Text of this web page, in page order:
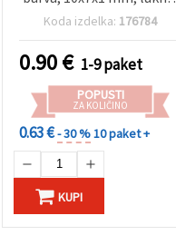
1 mm – paket 20 kosov za
ustvarjanje
Koda izdelka: 176784
0.90€ 1-9 paket
POPUSTI
ZA KOLIČINO
0.63 €- 30 %10 paket +
KUPI